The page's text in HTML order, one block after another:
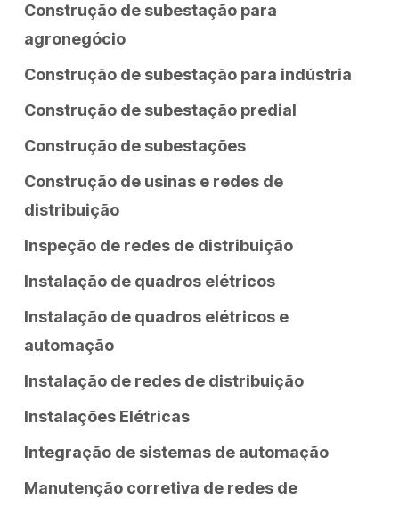
Construção de subestação para
agronegócio
Construção de subestação para indústria
Construção de subestação predial
Construção de subestações
Construção de usinas e redes de
distribuição
Inspeção de redes de distribuição
Instalação de quadros elétricos
Instalação de quadros elétricos e
automação
Instalação de redes de distribuição
Instalações Elétricas
Integração de sistemas de automação
Manutenção corretiva de redes de